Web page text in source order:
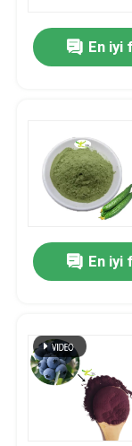
En iyi
En iyi